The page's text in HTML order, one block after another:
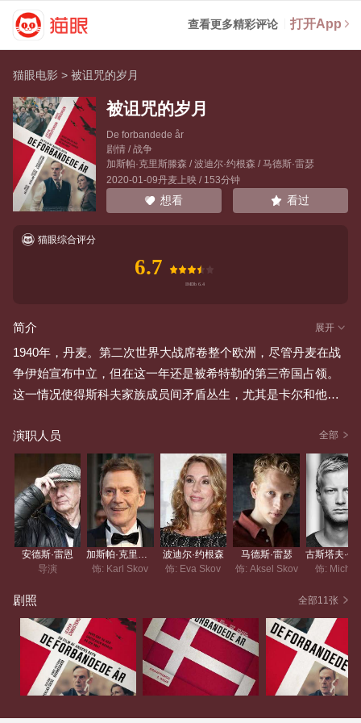
查看更多精彩评论 打开App
猫眼电影 >被诅咒的岁月
被诅咒的岁月
De forbandede år
剧情 / 战争
加斯帕·克里斯滕森 /波迪尔·约根森 /马德斯·雷瑟
2020-01-09丹麦上映 / 153分钟
想看 看过
猫眼综合评分
6.7
简介 展开
1940年，丹麦。第二次世界大战席卷整个欧洲，尽管丹麦在战
争伊始宣布中立，但在这一年还是被希特勒的第三帝国占领。
这一情况使得斯科夫家族成员间矛盾丛生，尤其是卡尔和他的
维持工厂生产，为保护家人和员工，不得不开始为德国市场生
产产品。而阿克塞尔则加入反抗运动，抵制法西斯的迫害。卡
尔与侵略者存在争议的合作最终致使他的家庭分崩离析。
演职人员 全部
安德斯·雷恩
导演
饰: Karl Skov
波迪尔·约根森
饰: Eva Skov
马德斯·雷瑟
饰: Aksel Skov
饰:
剧照 全部11张